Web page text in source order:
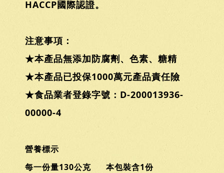
HACCP國際認證。
注意事項：
★本產品無添加防腐劑、色素、糖精
★本產品已投保1000萬元產品責任險
★食品業者登錄字號：D-200013936-
00000-4
營養標示
每一份量130公克 本包裝含1份